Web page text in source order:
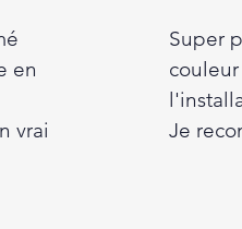
en
vrai
Super
Je